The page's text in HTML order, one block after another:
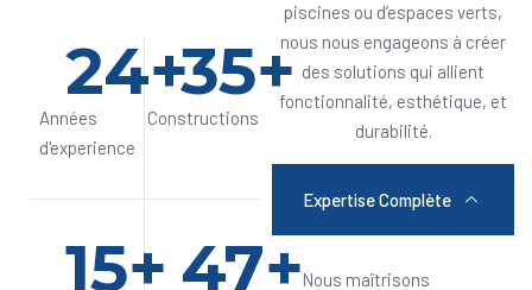
Années
d'experience
24+
Constructions
35+
15+ 47+
piscines ou d’espaces verts,
nous nous engageons à créer
des solutions qui allient
fonctionnalité, esthétique, et
durabilité.
Expertise Complète
Nous maîtrisons